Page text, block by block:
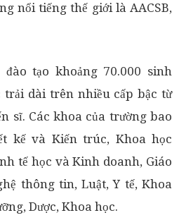
nổi tiếng thế giới là AACSB,
tạo khoảng 70.000 sinh
dài trên nhiều cấp bậc từ
sĩ. Các khoa của trường bao
kế và Kiến trúc, Khoa học
tế học và Kinh doanh, Giáo
thông tin, Luật, Y tế, Khoa
Dược, Khoa học.